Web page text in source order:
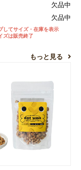
欠品中
欠品中
してサイズ・在庫を表示
ズは販売終了
もっと見る